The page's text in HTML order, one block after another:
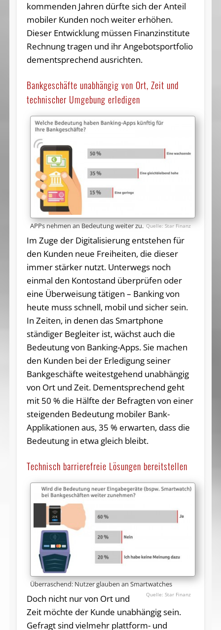
kommenden Jahren dürfte sich der Anteil
mobiler Kunden noch weiter erhöhen.
Dieser Entwicklung müssen Finanzinstitute
Rechnung tragen und ihr Angebotsportfolio
dementsprechend ausrichten.
Bankgeschäfte unabhängig von Ort, Zeit und
technischer Umgebung erledigen
APPs nehmen an Bedeutung weiter zu. Star Finanz
Im Zuge der Digitalisierung entstehen für
den Kunden neue Freiheiten, die dieser
immer stärker nutzt. Unterwegs noch
einmal den Kontostand überprüfen oder
eine Überweisung tätigen – Banking von
heute muss schnell, mobil und sicher sein.
In Zeiten, in denen das Smartphone
ständiger Begleiter ist, wächst auch die
Bedeutung von Banking-Apps. Sie machen
den Kunden bei der Erledigung seiner
Bankgeschäfte weitestgehend unabhängig
von Ort und Zeit. Dementsprechend geht
mit 50 % die Hälfte der Befragten von einer
steigenden Bedeutung mobiler Bank-
Applikationen aus, 35 % erwarten, dass die
Bedeutung in etwa gleich bleibt.
Technisch barrierefreie Lösungen bereitstellen
Überraschend: Nutzer glauben an Smartwatches
Star Finanz
Doch nicht nur von Ort und
Zeit möchte der Kunde unabhängig sein.
Gefragt sind vielmehr plattform- und